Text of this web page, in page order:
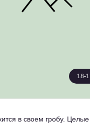
18-
в своем гробу.